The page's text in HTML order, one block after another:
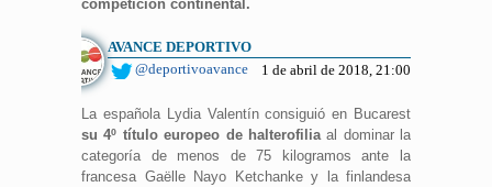
competición continental.
AVANCE DEPORTIVO
@deportivoavance
1 de abril de 2018, 21:00
La española Lydia Valentín consiguió en Bucarest
su 4º título europeo de halterofiliaal dominar la
categoría de menos de 75 kilogramos ante la
francesa Gaëlle Nayo Ketchanke y la finlandesa